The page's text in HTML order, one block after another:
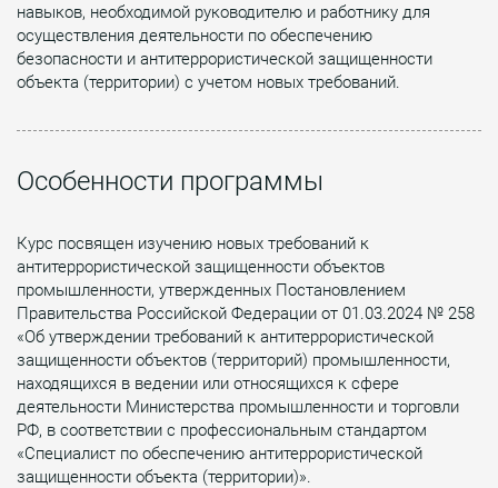
навыков, необходимой руководителю и работнику для
осуществления деятельности по обеспечению
безопасности и антитеррористической защищенности
объекта (территории) с учетом новых требований.
Особенности программы
Курс посвящен изучению новых требований к
антитеррористической защищенности объектов
промышленности, утвержденных Постановлением
Правительства Российской Федерации от 01.03.2024 № 258
«Об утверждении требований к антитеррористической
защищенности объектов (территорий) промышленности,
находящихся в ведении или относящихся к сфере
деятельности Министерства промышленности и торговли
РФ, в соответствии с профессиональным стандартом
«Специалист по обеспечению антитеррористической
защищенности объекта (территории)».